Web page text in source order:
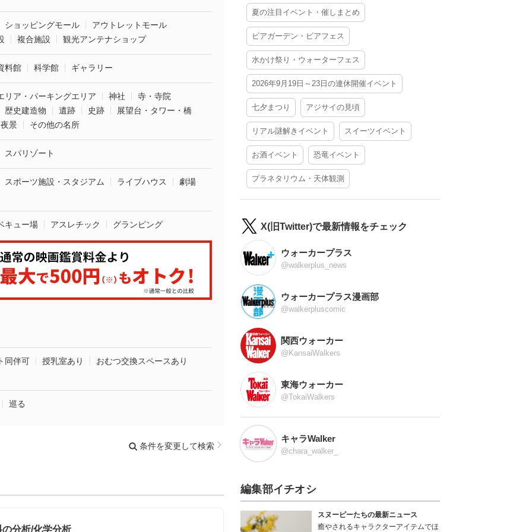
ショッピングモール
アウトレットモール
複合施設 観光アンテナショップ
料館 科学館 ギャラリー
リア・パーキングエリア 神社
寺・寺院
歴史建造物
遺跡 史跡
展望台・タワー・橋
夜景
その他の名所
スパリゾート
スポーツ施設・スタジアム ライブハウス 劇場
キュー場 アスレチック グランピング
同伴可 授乳室あり おむつ交換スペースあり
巡る
条件を変更して検索
分析/化学分析
夏の注目イベント・催しまとめ
ビアガーデン・ビアフェス
水かけ祭り・ウォーターフェス
2026年9月19日～23日の連休開催イベント
七夕まつり アジサイの見頃
リアル謎解きイベント スイーツイベント
お酒イベント 恐竜イベント
プラネタリウム・天体観測
X(旧Twitter)で最新情報をチェック
ウォーカープラス
@walkerplus_news
ウォーカープラス漫画部
@walkerpluscomic
関西ウォーカー
@KansaiWalkers
東海ウォーカー
@TokaiWalkers
キャラWalker
@chara_walker_
編集部イチオシ
スヌーピーたちの最新ニュース
癒やされるキャラクターアイテムでほ